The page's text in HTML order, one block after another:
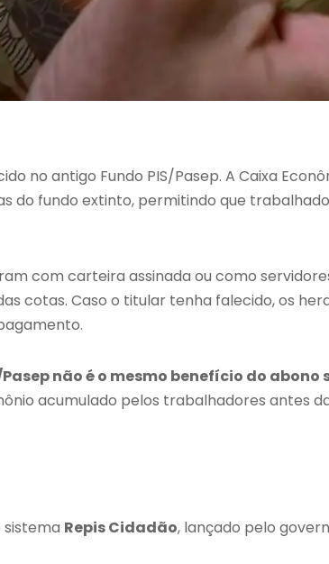
no antigo Fundo PIS/Pasep. A Caixa
do fundo extinto, permitindo que
com carteira assinada ou como
cotas. Caso o titular tenha falecido, os
não é o mesmo benefício do
acumulado pelos trabalhadores antes
Repis Cidadão, lançado pelo